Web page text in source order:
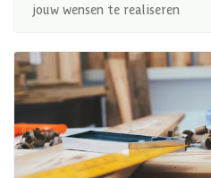
jouw wensen te realiseren